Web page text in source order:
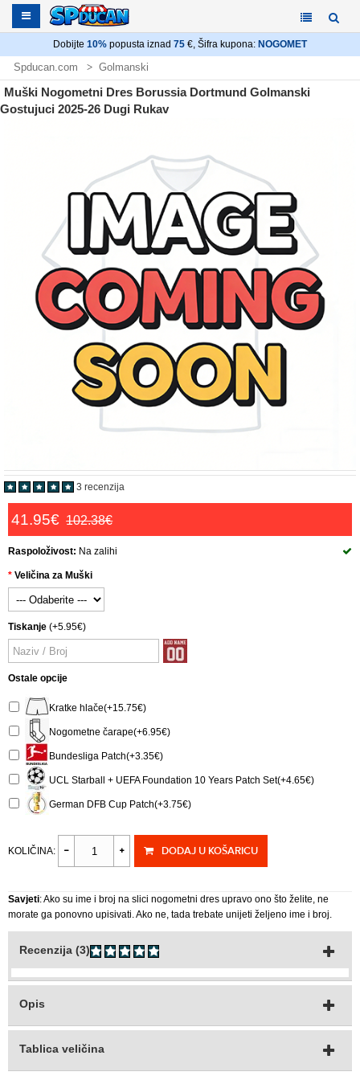
Dobijte 10% popusta iznad 75 €, Šifra kupona: NOGOMET
Spducan.com
Golmanski
Nogometni dres Borussia Dortmund Golmanski
Muški Nogometni Dres Borussia Dortmund Golmanski
Gostujuci 2025-26 Dugi Rukav
3 recenzija
41.95€ 102.38€
Raspoloživost: Na zalihi
Veličina za Muški
Tiskanje (+5.95€)
Ostale opcije
Kratke hlače(+15.75€)
Nogometne čarape(+6.95€)
Bundesliga Patch(+3.35€)
UCL Starball + UEFA Foundation 10 Years Patch Set(+4.65€)
German DFB Cup Patch(+3.75€)
KOLIČINA: DODAJ U KOŠARICU
Savjeti: Ako su ime i broj na slici nogometni dres upravo ono što želite, ne
morate ga ponovno upisivati. Ako ne, tada trebate unijeti željeno ime i broj.
Recenzija (3)
Opis
Tablica veličina